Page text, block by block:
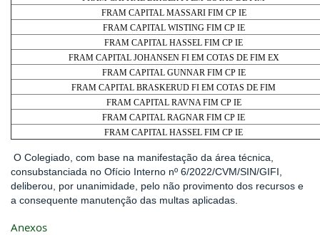
FRAM CAPITAL MASSARI FIM CP IE
FRAM CAPITAL WISTING FIM CP IE
FRAM CAPITAL HASSEL FIM CP IE
FRAM CAPITAL JOHANSEN FI EM COTAS DE FIM EX
FRAM CAPITAL GUNNAR FIM CP IE
FRAM CAPITAL BRASKERUD FI EM COTAS DE FIM
FRAM CAPITAL RAVNA FIM CP IE
FRAM CAPITAL RAGNAR FIM CP IE
FRAM CAPITAL HASSEL FIM CP IE
O Colegiado, com base na manifestação da área técnica,
consubstanciada no Ofício Interno nº 6/2022/CVM/SIN/GIFI,
deliberou, por unanimidade, pelo não provimento dos recursos e
a consequente manutenção das multas aplicadas.
Anexos